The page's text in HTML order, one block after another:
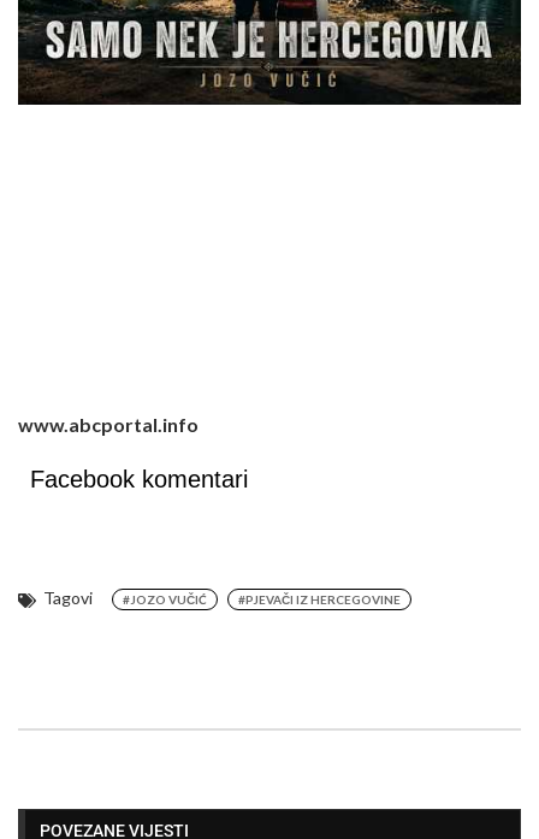
www.abcportal.info
Facebook komentari
Tagovi #JOZO VUČIĆ #PJEVAČI IZ HERCEGOVINE
POVEZANE VIJESTI